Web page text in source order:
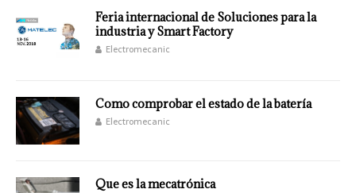
Feria internacional de Soluciones para la
industria y Smart Factory
Electromecanic
Como comprobar el estado de la batería
Electromecanic
Que es la mecatrónica